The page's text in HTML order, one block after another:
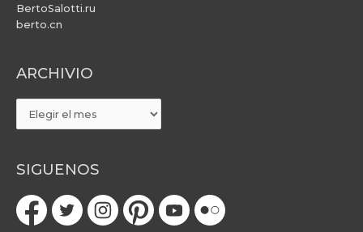
BertoSalotti.ru
berto.cn
ARCHIVIO
ARCHIVIO
SIGUENOS